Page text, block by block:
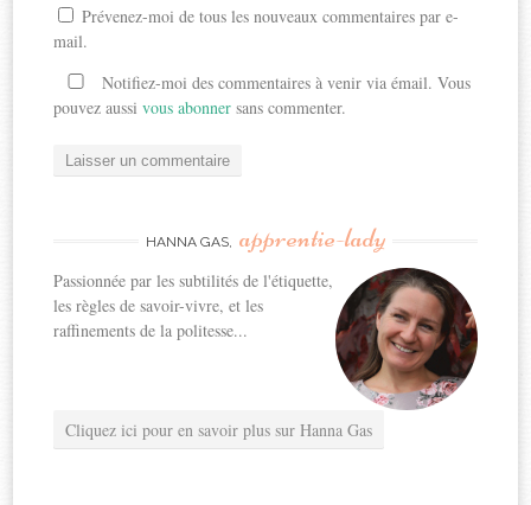
Prévenez-moi de tous les nouveaux commentaires par e-
mail.
Notifiez-moi des commentaires à venir via émail. Vous
pouvez aussivous abonner sans commenter.
HANNA GAS, apprentie-lady
Passionnée par les subtilités de l'étiquette,
les règles de savoir-vivre, et les
raffinements de la politesse...
Cliquez ici pour en savoir plus sur Hanna Gas